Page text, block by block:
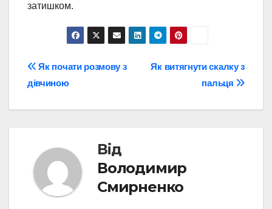
затишком.
Навігація
записів
Як витягнути скалку з
пальця
Як почати розмову з
дівчиною
Від
Володимир
Смирненко